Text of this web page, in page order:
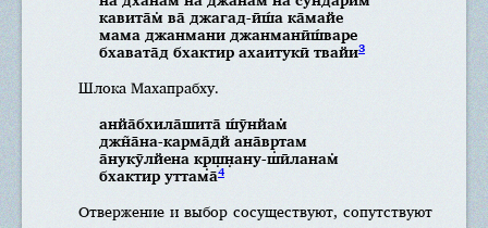
кавита̄м̇ ва̄ джагад-ӣш́а ка̄майе
мама джанмани джанманӣш́варе
бхавата̄д бхактир ахаитукӣ твайи3
Шлока Махапрабху.
анйа̄бхила̄шита̄ ш́ӯнйам̇
джн̃а̄на-карма̄дй ана̄вр̣там
а̄нукӯлйена кр̣ш̣н̣ану-шӣланам̇
бхактир уттама̄4
Отвержение и выбор сосуществуют, сопутствуют